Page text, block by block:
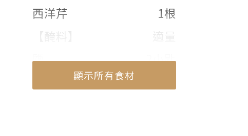
西洋芹
1根
鹽
2小匙
顯示所有食材